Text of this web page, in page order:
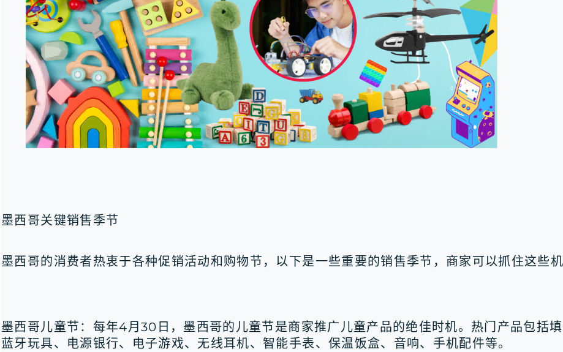
墨西哥关键销售季节
墨西哥的消费者热衷于各种促销活动和购物节，以下是一些重要的销售季节，商家可以抓住这些机
墨西哥儿童节：每年4月30日，墨西哥的儿童节是商家推广儿童产品的绝佳时机。热门产品包括
蓝牙玩具、电源银行、电子游戏、无线耳机、智能手表、保温饭盒、音响、手机配件等。